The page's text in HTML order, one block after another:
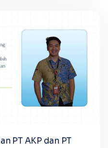
PT AKP dan PT